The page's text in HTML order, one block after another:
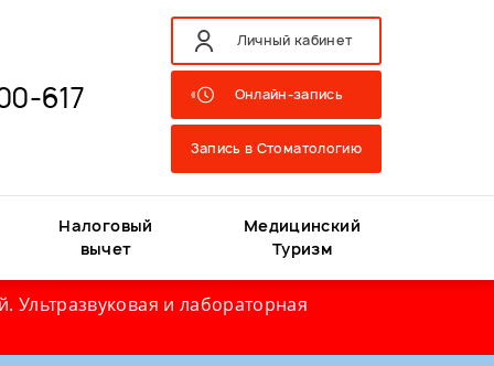
617
Личный кабинет
Онлайн-запись
Запись в Стоматологию
Налоговый
вычет
Медицинский
Туризм
и лабораторная